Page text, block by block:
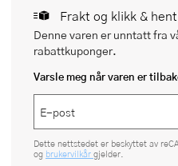
Frakt og klikk &
Denne varen er unntatt fra
rabattkuponger.
Varsle meg når varen er
Dette nettstedet er beskyttet av
og brukervilkår gjelder.